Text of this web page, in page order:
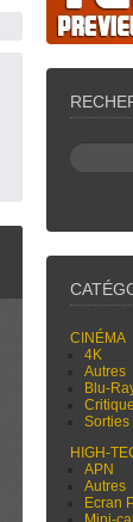
CINÉMA
4K
Autres
Blu-
HIGH-
APN
Autres
Ecran